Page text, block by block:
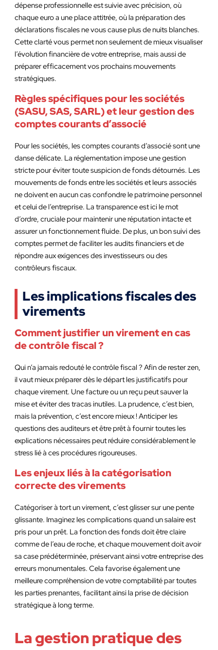
dépense professionnelle est suivie avec précision, où
chaque euro a une place attitrée, où la préparation des
déclarations fiscales ne vous cause plus de nuits blanches.
Cette clarté vous permet non seulement de mieux visualiser
l’évolution financière de votre entreprise, mais aussi de
préparer efficacement vos prochains mouvements
stratégiques.
Règles spécifiques pour les sociétés
(SASU, SAS, SARL) et leur gestion des
comptes courants d’associé
Pour les sociétés, les comptes courants d’associé sont une
danse délicate. La réglementation impose une gestion
stricte pour éviter toute suspicion de fonds détournés. Les
mouvements de fonds entre les sociétés et leurs associés
ne doivent en aucun cas confondre le patrimoine personnel
et celui de l’entreprise. La transparence est ici le mot
d’ordre, cruciale pour maintenir une réputation intacte et
assurer un fonctionnement fluide. De plus, un bon suivi des
comptes permet de faciliter les audits financiers et de
répondre aux exigences des investisseurs ou des
contrôleurs fiscaux.
Les implications fiscales des
virements
Comment justifier un virement en cas
de contrôle fiscal ?
Qui n’a jamais redouté le contrôle fiscal ? Afin de rester zen,
il vaut mieux préparer dès le départ les justificatifs pour
chaque virement. Une facture ou un reçu peut sauver la
mise et éviter des tracas inutiles. La prudence, c’est bien,
mais la prévention, c’est encore mieux ! Anticiper les
questions des auditeurs et être prêt à fournir toutes les
explications nécessaires peut réduire considérablement le
stress lié à ces procédures rigoureuses.
Les enjeux liés à la catégorisation
correcte des virements
Catégoriser à tort un virement, c’est glisser sur une pente
glissante. Imaginez les complications quand un salaire est
pris pour un prêt. La fonction des fonds doit être claire
comme de l’eau de roche, et chaque mouvement doit avoir
sa case prédéterminée, préservant ainsi votre entreprise des
erreurs monumentales. Cela favorise également une
meilleure compréhension de votre comptabilité par toutes
les parties prenantes, facilitant ainsi la prise de décision
stratégique à long terme.
La gestion pratique des